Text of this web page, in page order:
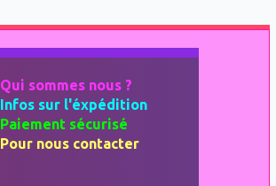
Qui sommes nous ?
Infos sur l'éxpédition
Paiement sécurisé
Pour nous contacter